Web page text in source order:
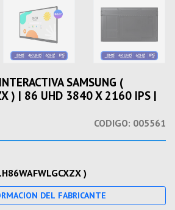
SAMSUNG (
) | 86 UHD 3840 X 2160 IPS |
CODIGO: 005561
)
DEL FABRICANTE